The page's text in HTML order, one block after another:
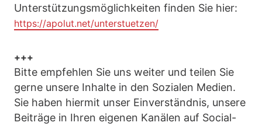
Unterstützungsmöglichkeiten finden Sie hier:
https://apolut.net/unterstuetzen/
+++
Bitte empfehlen Sie uns weiter und teilen Sie
gerne unsere Inhalte in den Sozialen Medien.
Sie haben hiermit unser Einverständnis, unsere
Beiträge in Ihren eigenen Kanälen auf Social-